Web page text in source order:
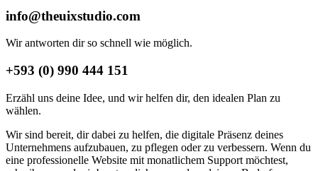
info@theuixstudio.com
Wir antworten dir so schnell wie möglich.
+593 (0) 990 444 151
Erzähl uns deine Idee, und wir helfen dir, den idealen Plan zu
wählen.
Wir sind bereit, dir dabei zu helfen, die digitale Präsenz deines
Unternehmens aufzubauen, zu pflegen oder zu verbessern. Wenn du
eine professionelle Website mit monatlichem Support möchtest,